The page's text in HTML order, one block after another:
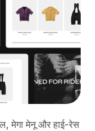
मेगा मेनू और हाई-रेस